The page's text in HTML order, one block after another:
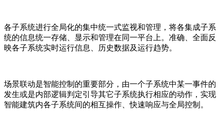
各子系统进行全局化的集中统一式监视和管理，将各集成子系
统的信息统一存储、显示和管理在同一平台上。准确、全面反
映各子系统实时运行信息、历史数据及运行趋势。
场景联动是智能控制的重要部分，由一个子系统中某一事件的
发生或是内部逻辑判定引导其它子系统执行相应的动作，实现
智能建筑内各子系统间的相互操作、快速响应与全局控制。